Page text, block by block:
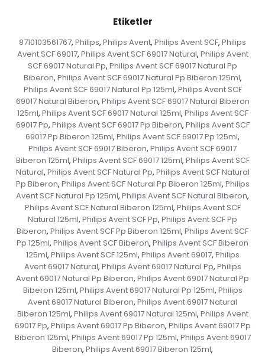
Etiketler
8710103561767, Philips, Philips Avent, Philips Avent SCF, Philips
Avent SCF 69017, Philips Avent SCF 69017 Natural, Philips Avent
SCF 69017 Natural Pp, Philips Avent SCF 69017 Natural Pp
Biberon, Philips Avent SCF 69017 Natural Pp Biberon 125ml,
Philips Avent SCF 69017 Natural Pp 125ml, Philips Avent SCF
69017 Natural Biberon, Philips Avent SCF 69017 Natural Biberon
125ml, Philips Avent SCF 69017 Natural 125ml, Philips Avent SCF
69017 Pp, Philips Avent SCF 69017 Pp Biberon, Philips Avent SCF
69017 Pp Biberon 125ml, Philips Avent SCF 69017 Pp 125ml,
Philips Avent SCF 69017 Biberon, Philips Avent SCF 69017
Biberon 125ml, Philips Avent SCF 69017 125ml, Philips Avent SCF
Natural, Philips Avent SCF Natural Pp, Philips Avent SCF Natural
Pp Biberon, Philips Avent SCF Natural Pp Biberon 125ml, Philips
Avent SCF Natural Pp 125ml, Philips Avent SCF Natural Biberon,
Philips Avent SCF Natural Biberon 125ml, Philips Avent SCF
Natural 125ml, Philips Avent SCF Pp, Philips Avent SCF Pp
Biberon, Philips Avent SCF Pp Biberon 125ml, Philips Avent SCF
Pp 125ml, Philips Avent SCF Biberon, Philips Avent SCF Biberon
125ml, Philips Avent SCF 125ml, Philips Avent 69017, Philips
Avent 69017 Natural, Philips Avent 69017 Natural Pp, Philips
Avent 69017 Natural Pp Biberon, Philips Avent 69017 Natural Pp
Biberon 125ml, Philips Avent 69017 Natural Pp 125ml, Philips
Avent 69017 Natural Biberon, Philips Avent 69017 Natural
Biberon 125ml, Philips Avent 69017 Natural 125ml, Philips Avent
69017 Pp, Philips Avent 69017 Pp Biberon, Philips Avent 69017 Pp
Biberon 125ml, Philips Avent 69017 Pp 125ml, Philips Avent 69017
Biberon, Philips Avent 69017 Biberon 125ml,